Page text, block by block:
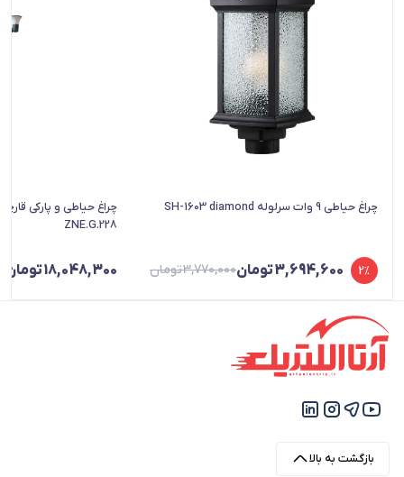
چراغ حیاطی 9 وات سرلوله SH-1603 diamond
3,770,000تومان 3,694,600تومان 2%
چراغ حیاطی و پارکی
ZNE.G.228
18,048,300تومان
بازگشت به بالا